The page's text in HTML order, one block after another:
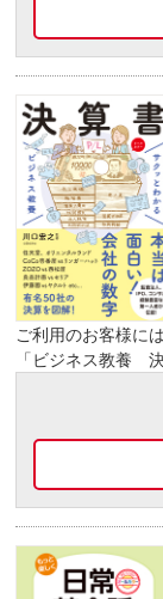
ご利用のお客様に
「ビジネス教養